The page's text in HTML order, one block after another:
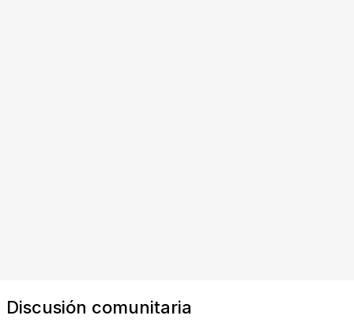
Discusión comunitaria